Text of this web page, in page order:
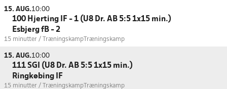
15. AUG.10:00
100 Hjerting IF - 1 (U8 Dr. AB 5:5 1x15 min.)
Esbjerg fB - 2
15 minutter / Træningskamp Træningskamp
15. AUG.10:00
111 SGI (U8 Dr. AB 5:5 1x15 min.)
Ringkøbing IF
15 minutter / Træningskamp Træningskamp